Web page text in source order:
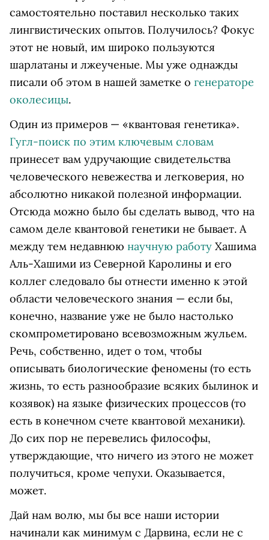
самостоятельно поставил несколько таких
лингвистических опытов. Получилось? Фокус
этот не новый, им широко пользуются
шарлатаны и лжеученые. Мы уже однажды
писали об этом в нашей заметке о генераторе
околесицы.
Один из примеров — «квантовая генетика».
Гугл-поиск по этим ключевым словам
принесет вам удручающие свидетельства
человеческого невежества и легковерия, но
абсолютно никакой полезной информации.
Отсюда можно было бы сделать вывод, что на
самом деле квантовой генетики не бывает. А
между тем недавнюю научную работу Хашима
Аль-Хашими из Северной Каролины и его
коллег следовало бы отнести именно к этой
области человеческого знания — если бы,
конечно, название уже не было настолько
скомпрометировано всевозможным жульем.
Речь, собственно, идет о том, чтобы
описывать биологические феномены (то есть
жизнь, то есть разнообразие всяких былинок и
козявок) на языке физических процессов (то
есть в конечном счете квантовой механики).
До сих пор не перевелись философы,
утверждающие, что ничего из этого не может
получиться, кроме чепухи. Оказывается,
может.
Дай нам волю, мы бы все наши истории
начинали как минимум с Дарвина, если не с